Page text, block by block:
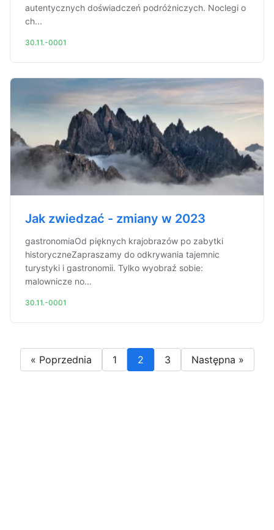
autentycznych doświadczeń podróżniczych. Noclegi o
ch...
30.11.-0001
Jak zwiedzać - zmiany w 2023
gastronomiaOd pięknych krajobrazów po zabytki
historyczneZapraszamy do odkrywania tajemnic
turystyki i gastronomii. Tylko wyobraź sobie:
malownicze no...
30.11.-0001
« Poprzednia 1 2 3 Następna »